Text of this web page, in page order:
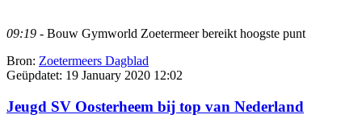
09:19 - Bouw Gymworld Zoetermeer bereikt hoogste punt
Bron: Zoetermeers Dagblad
Geüpdatet: 19 January 2020 12:02
Jeugd SV Oosterheem bij top van Nederland